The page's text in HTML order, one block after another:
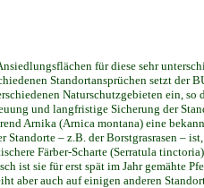
für diese sehr
Standortansprüchen setzt der
Naturschutzgebieten ein, so
und langfristige Sicherung der
Arnika (Arnica montana) eine
Standorte – z.B. der Borstgrasrasen –
Färber-Scharte (Serratula
ist sie für erst spät im Jahr gemähte
aber auch auf einigen anderen